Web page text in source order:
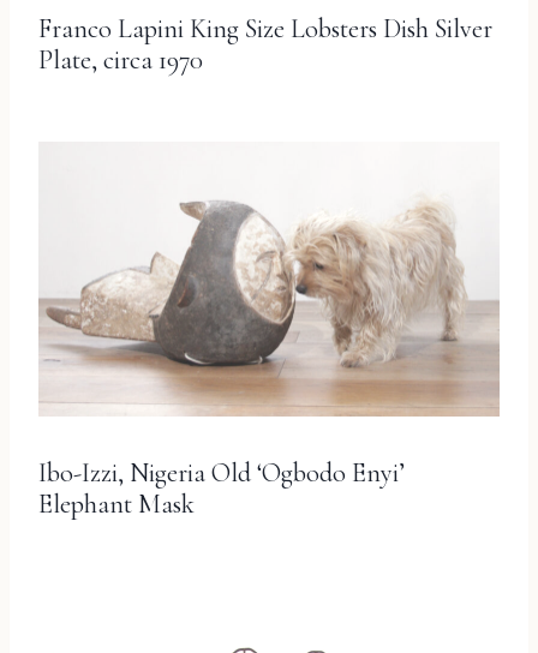
Franco Lapini King Size Lobsters Dish Silver
Plate, circa 1970
Ibo-Izzi, Nigeria Old ‘Ogbodo Enyi’
Elephant Mask